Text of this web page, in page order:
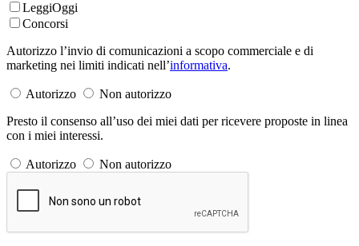
LeggiOggi
Concorsi
Autorizzo l’invio di comunicazioni a scopo commerciale e di
marketing nei limiti indicati nell’informativa.
Autorizzo
Non autorizzo
Presto il consenso all’uso dei miei dati per ricevere proposte in linea
con i miei interessi.
Autorizzo Non autorizzo